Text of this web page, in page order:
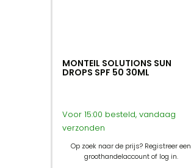
MONTEIL SOLUTIONS SUN
DROPS SPF 50 30ML
Voor 15:00 besteld, vandaag
verzonden
Op zoek naar de prijs? Registreer een
groothandelaccount of log in.